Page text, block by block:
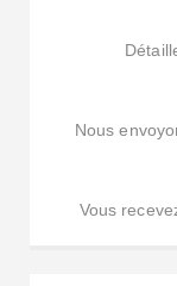
Nous
Vous